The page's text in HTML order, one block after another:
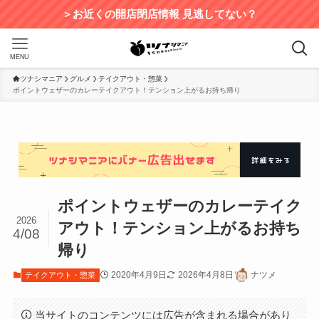
＞お近くの開店閉店情報 見逃してない？
MENU
ツナシマニア グルメ
テイクアウト・惣菜
ポイントウェザーのカレーテイクアウト！テンション上がるお持ち帰り
ポイントウェザーのカレーテイク
アウト！テンション上がるお持ち
帰り
2026
4/08
テイクアウト・惣菜 2020年4月9日 2026年4月8日 ナツメ
当サイトのコンテンツには広告が含まれる場合があり